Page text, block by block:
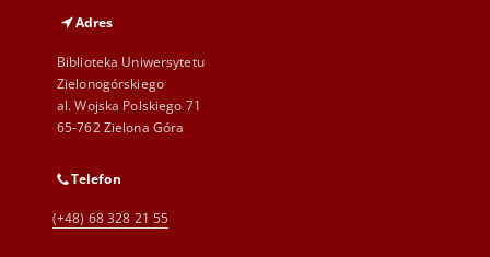
Adres
Biblioteka Uniwersytetu
Zielonogórskiego
al. Wojska Polskiego 71
65-762 Zielona Góra
Telefon
(+48) 68 328 21 55